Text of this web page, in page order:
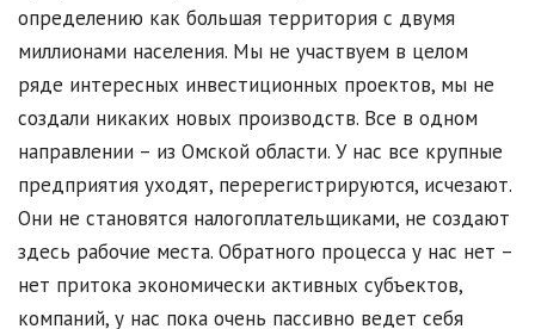
определению как большая территория с двумя
миллионами населения. Мы не участвуем в целом
ряде интересных инвестиционных проектов, мы не
создали никаких новых производств. Все в одном
направлении – из Омской области. У нас все крупные
предприятия уходят, перерегистрируются, исчезают.
Они не становятся налогоплательщиками, не создают
здесь рабочие места. Обратного процесса у нас нет –
нет притока экономически активных субъектов,
компаний, у нас пока очень пассивно ведет себя